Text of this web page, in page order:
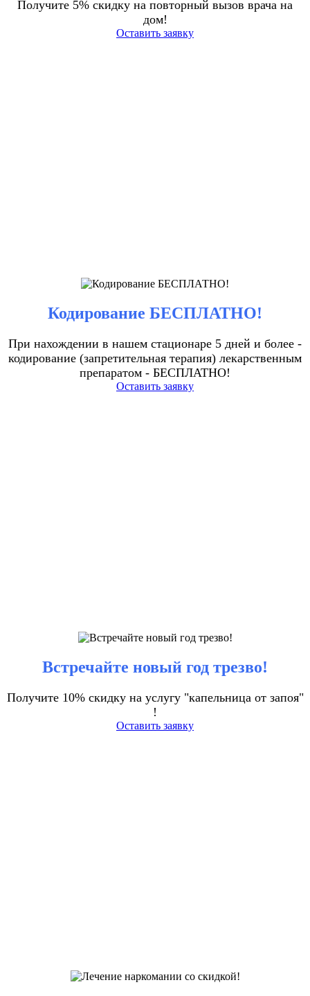
Получите 5% скидку на повторный вызов врача на
дом!
Оставить заявку
Кодирование БЕСПЛАТНО!
При нахождении в нашем стационаре 5 дней и более -
кодирование (запретительная терапия) лекарственным
препаратом - БЕСПЛАТНО!
Оставить заявку
Встречайте новый год трезво!
Получите 10% скидку на услугу "капельница от запоя"
!
Оставить заявку